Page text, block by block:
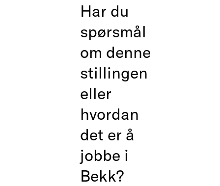
Har du
spørsmål
om denne
stillingen
eller
hvordan
det er å
jobbe i
Bekk?